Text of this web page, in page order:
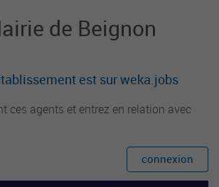
de Beignon
est sur weka.jobs
ces agents et entrez en relation avec
connexion